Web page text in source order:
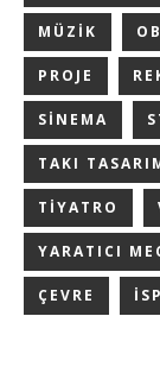
MÜZIK
PROJE
SINEMA
TAKI
TIYATRO
YARATICI
ÇEVRE